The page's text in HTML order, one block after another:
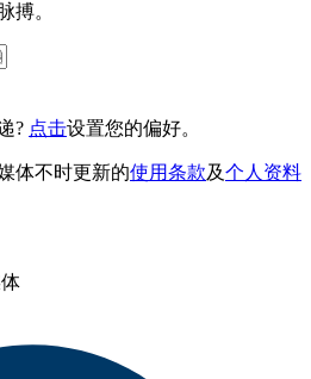
搏。
? 点击设置您的偏好。
体不时更新的使用条款及个人资料